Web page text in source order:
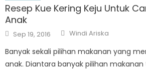
Resep Kue Kering Keju Untuk
Anak
Posted
on
Sep 19, 2016 Author
Windi Ariska
Banyak sekali pilihan makanan yang
anak. Diantara banyak pilihan